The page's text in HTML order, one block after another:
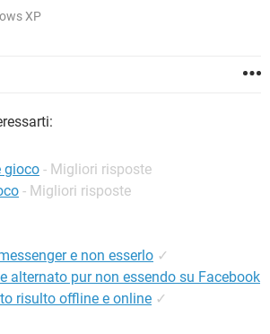
XP
gioco - Migliori risposte
- Migliori risposte
e non esserlo ✓
alternato pur non essendo su Facebook
risulto offline e online ✓